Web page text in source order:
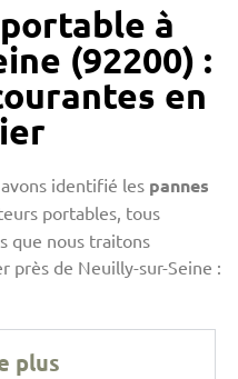
à
(92200) :
en
identifié les pannes
portables, tous
que nous traitons
près de Neuilly-sur-Seine :
plus